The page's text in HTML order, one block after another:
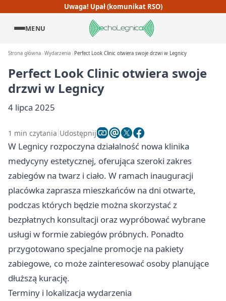
Uwaga! Upał (komunikat RSO)
MENU
Strona główna Wydarzenia Perfect Look Clinic otwiera swoje drzwi w Legnicy
Perfect Look Clinic otwiera swoje
drzwi w Legnicy
4 lipca 2025
1 min czytania Udostępnij
W Legnicy rozpoczyna działalność nowa klinika
medycyny estetycznej, oferująca szeroki zakres
zabiegów na twarz i ciało. W ramach inauguracji
placówka zaprasza mieszkańców na dni otwarte,
podczas których będzie można skorzystać z
bezpłatnych konsultacji oraz wypróbować wybrane
usługi w formie zabiegów próbnych. Ponadto
przygotowano specjalne promocje na pakiety
zabiegowe, co może zainteresować osoby planujące
dłuższą kurację.
Terminy i lokalizacja wydarzenia